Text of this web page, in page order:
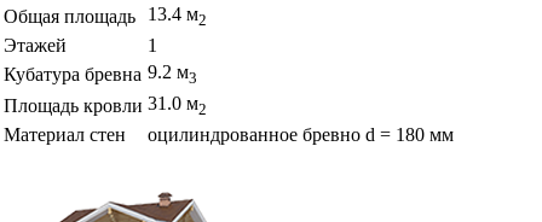
Общая площадь
13.4 м2
Этажей
1
Кубатура бревна 9.2 м3
Площадь кровли 31.0 м2
Материал стен оцилиндрованное бревно d = 180 мм